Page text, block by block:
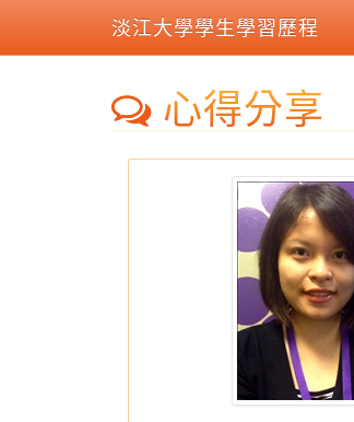
淡江大學學生學習歷程
心得分享